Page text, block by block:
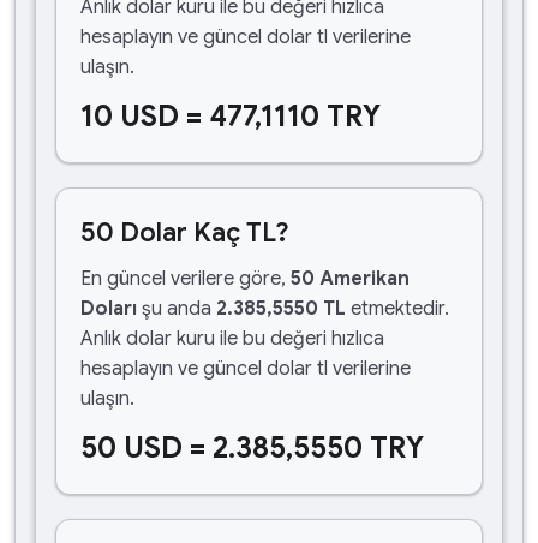
Anlık dolar kuru ile bu değeri hızlıca
hesaplayın ve güncel dolar tl verilerine
ulaşın.
10 USD = 477,1110 TRY
50 Dolar Kaç TL?
En güncel verilere göre, 50 Amerikan
Doları şu anda 2.385,5550 TL etmektedir.
Anlık dolar kuru ile bu değeri hızlıca
hesaplayın ve güncel dolar tl verilerine
ulaşın.
50 USD = 2.385,5550 TRY